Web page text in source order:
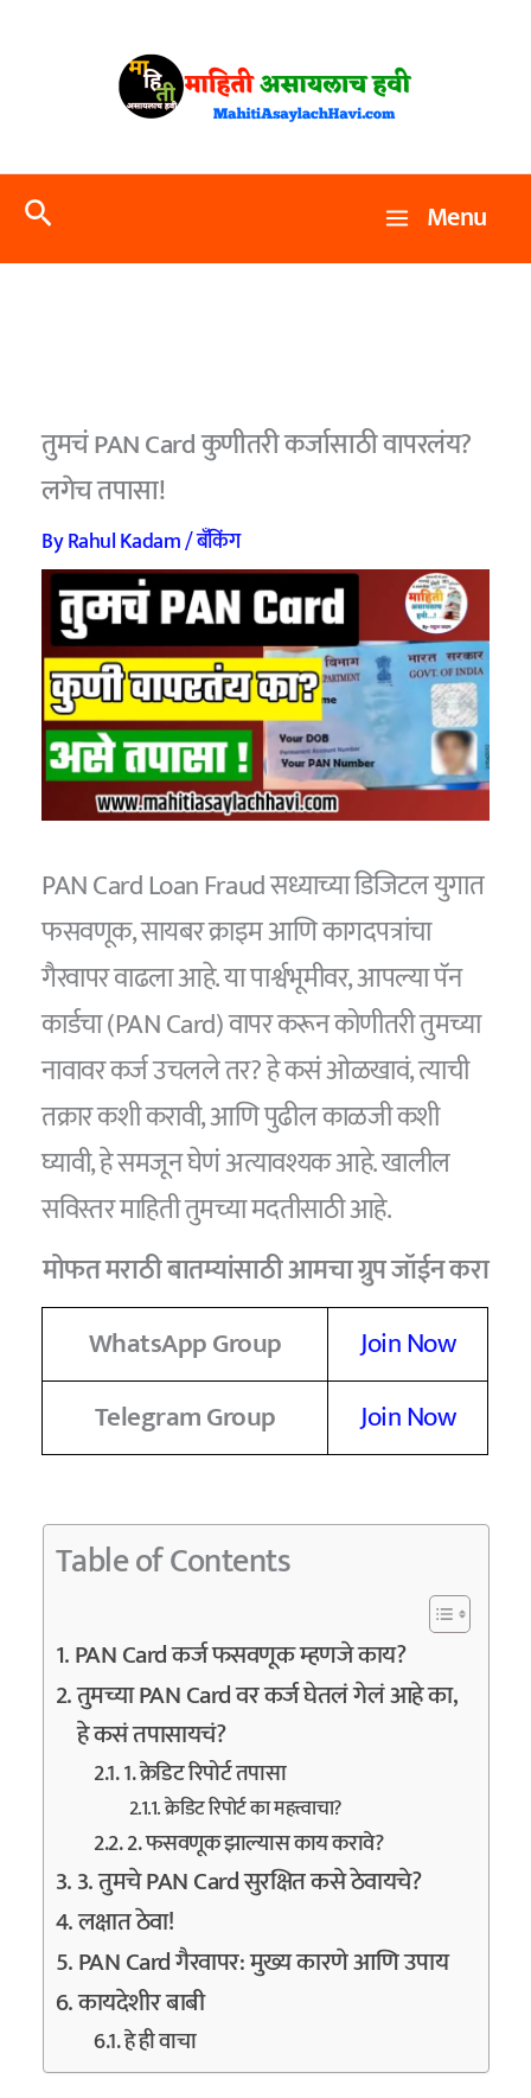
Search Menu
तुमचं PAN Card कुणीतरी कर्जासाठी वापरलंय?
लगेच तपासा!
ByRahul Kadam/बँकिंग
PAN Card Loan Fraud सध्याच्या डिजिटल युगात
फसवणूक, सायबर क्राइम आणि कागदपत्रांचा
गैरवापर वाढला आहे. या पार्श्वभूमीवर, आपल्या पॅन
कार्डचा (PAN Card) वापर करून कोणीतरी तुमच्या
नावावर कर्ज उचलले तर? हे कसं ओळखावं, त्याची
तक्रार कशी करावी, आणि पुढील काळजी कशी
घ्यावी, हे समजून घेणं अत्यावश्यक आहे. खालील
सविस्तर माहिती तुमच्या मदतीसाठी आहे.
मोफत मराठी बातम्यांसाठी आमचा ग्रुप जॉईन करा
WhatsApp Group
Join Now
Telegram Group
Join Now
Table of Contents
PAN Card कर्ज फसवणूक म्हणजे काय?
तुमच्या PAN Card वर कर्ज घेतलं गेलं आहे का,
हे कसं तपासायचं?
1. क्रेडिट रिपोर्ट तपासा
क्रेडिट रिपोर्ट का महत्त्वाचा?
2. फसवणूक झाल्यास काय करावे?
3. तुमचे PAN Card सुरक्षित कसे ठेवायचे?
लक्षात ठेवा!
PAN Card गैरवापर: मुख्य कारणे आणि उपाय
कायदेशीर बाबी
हे ही वाचा